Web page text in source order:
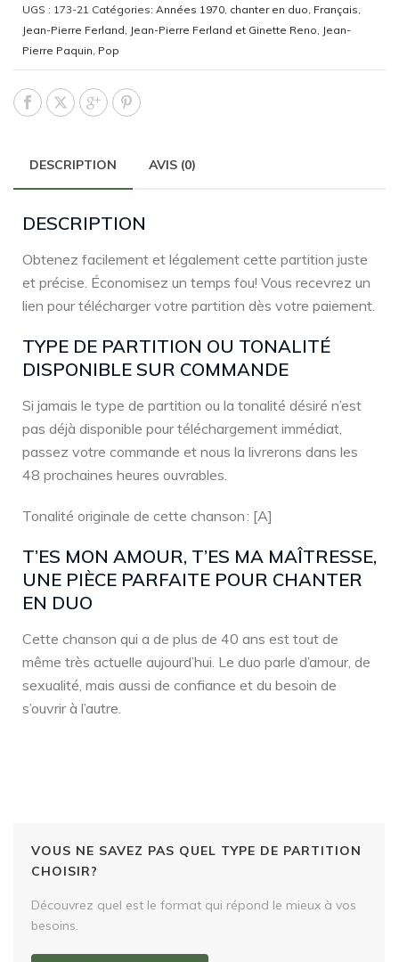
UGS : 173-21 Catégories: Années 1970, chanter en duo, Français,
Jean-Pierre Ferland, Jean-Pierre Ferland et Ginette Reno, Jean-
Pierre Paquin, Pop
DESCRIPTION AVIS (0)
DESCRIPTION
Obtenez facilement et légalement cette partition juste
et précise. Économisez un temps fou! Vous recevrez un
lien pour télécharger votre partition dès votre paiement.
TYPE DE PARTITION OU TONALITÉ
DISPONIBLE SUR COMMANDE
Si jamais le type de partition ou la tonalité désiré n’est
pas déjà disponible pour téléchargement immédiat,
passez votre commande et nous la livrerons dans les
48 prochaines heures ouvrables.
Tonalité originale de cette chanson : [A]
T’ES MON AMOUR, T’ES MA MAÎTRESSE,
UNE PIÈCE PARFAITE POUR CHANTER
EN DUO
Cette chanson qui a de plus de 40 ans est tout de
même très actuelle aujourd’hui. Le duo parle d’amour, de
sexualité, mais aussi de confiance et du besoin de
s’ouvrir à l’autre.
VOUS NE SAVEZ PAS QUEL TYPE DE PARTITION
CHOISIR?
Découvrez quel est le format qui répond le mieux à vos
besoins.